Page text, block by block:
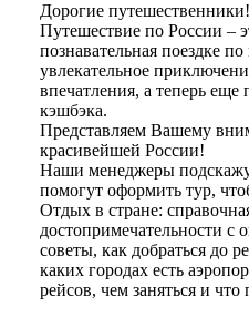
Дорогие путешественники!
Путешествие по России –
познавательная поездке
увлекательное
впечатления, а теперь
кэшбэка.
Представляем Вашему
красивейшей России!
Наши менеджеры
помогут оформить тур,
Отдых в стране:
достопримечательности с
советы, как добраться до
каких городах есть
рейсов, чем заняться и что